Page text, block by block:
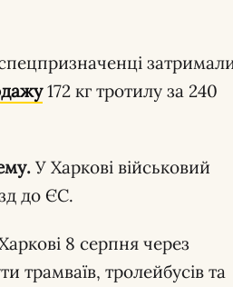
172 кг тротилу за 240
У Харкові військовий
до ЄС.
8 серпня через
трамваїв, тролейбусів та